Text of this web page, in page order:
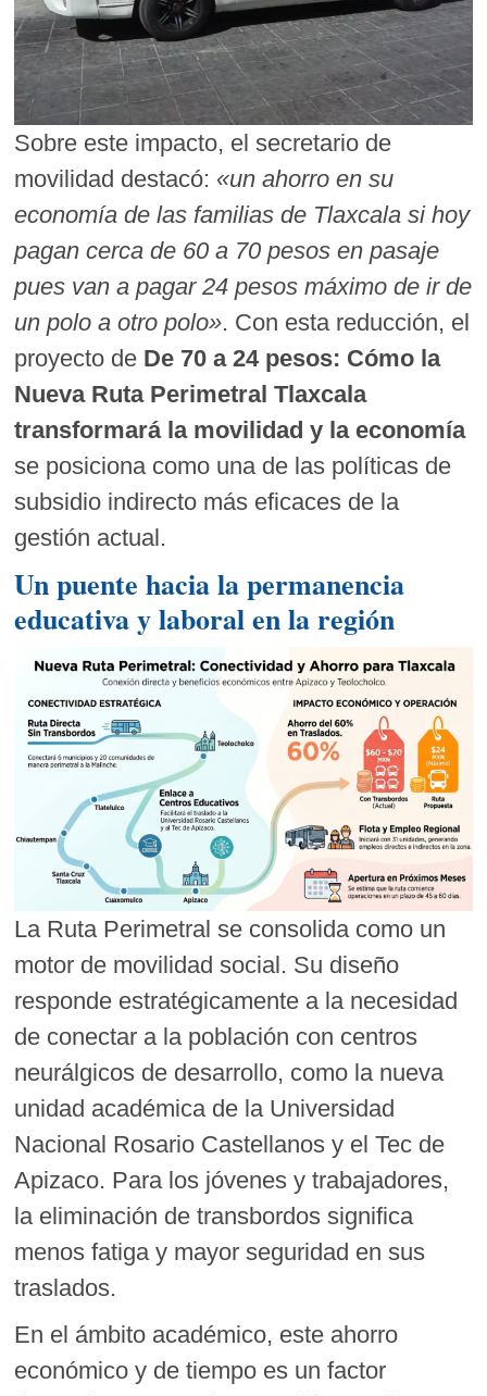
Sobre este impacto, el secretario de
movilidad destacó: «un ahorro en su
economía de las familias de Tlaxcala si hoy
pagan cerca de 60 a 70 pesos en pasaje
pues van a pagar 24 pesos máximo de ir de
un polo a otro polo». Con esta reducción, el
proyecto de De 70 a 24 pesos: Cómo la
Nueva Ruta Perimetral Tlaxcala
transformará la movilidad y la economía
se posiciona como una de las políticas de
subsidio indirecto más eficaces de la
gestión actual.
Un puente hacia la permanencia
educativa y laboral en la región
La Ruta Perimetral se consolida como un
motor de movilidad social. Su diseño
responde estratégicamente a la necesidad
de conectar a la población con centros
neurálgicos de desarrollo, como la nueva
unidad académica de la Universidad
Nacional Rosario Castellanos y el Tec de
Apizaco. Para los jóvenes y trabajadores,
la eliminación de transbordos significa
menos fatiga y mayor seguridad en sus
traslados.
En el ámbito académico, este ahorro
económico y de tiempo es un factor